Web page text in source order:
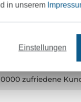
sportlich-
zufriedene
in unserem
Einstellungen